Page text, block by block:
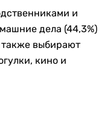
и
дела (44,3%)
также выбирают
кино и